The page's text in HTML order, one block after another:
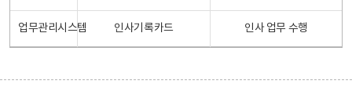
업무관리시스템 인사기록카드 인사 업무 수행